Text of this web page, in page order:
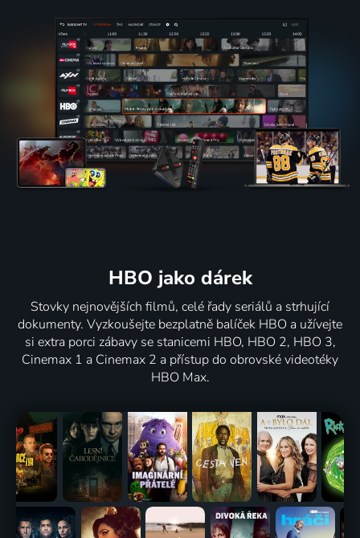
HBO jako dárek
Stovky nejnovějších filmů, celé řady seriálů a strhující
dokumenty. Vyzkoušejte bezplatně balíček HBO a užívejte
si extra porci zábavy se stanicemi HBO, HBO 2, HBO 3,
Cinemax 1 a Cinemax 2 a přístup do obrovské videotéky
HBO Max.